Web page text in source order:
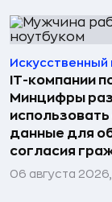
Искусственный
IT-компании
Минцифры
данные для
согласия
06 августа 2026,